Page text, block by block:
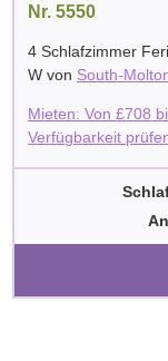
Nr. 5550
4 Schlafzimmer
W von South-
Mieten: Von£708
Verfügbarkeit